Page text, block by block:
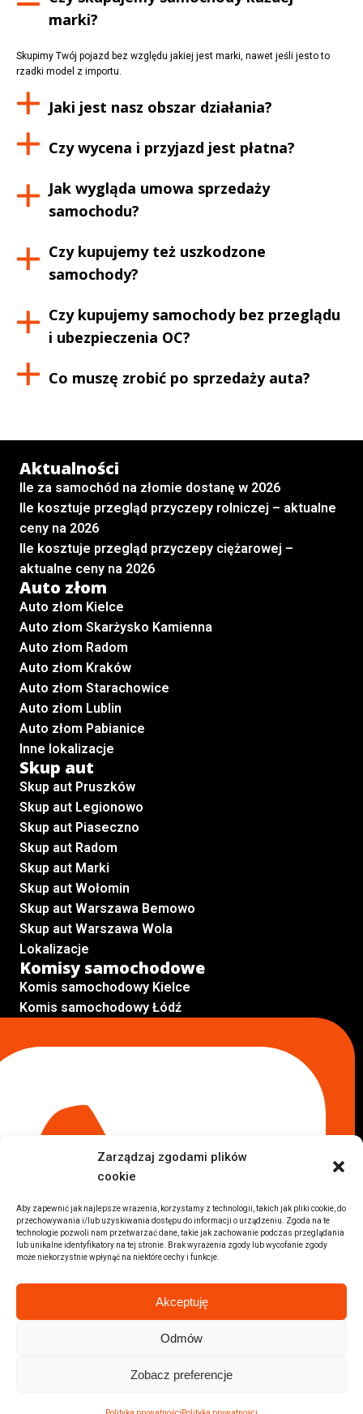
Zarządzaj zgodami plików
cookie
Aby zapewnić jak najlepsze wrażenia, korzystamy z technologii, takich jak pliki cookie, do
przechowywania i/lub uzyskiwania dostępu do informacji o urządzeniu. Zgoda na te
technologie pozwoli nam przetwarzać dane, takie jak zachowanie podczas przeglądania
lub unikalne identyfikatory na tej stronie. Brak wyrażenia zgody lub wycofanie zgody
może niekorzystnie wpłynąć na niektóre cechy i funkcje.
Akceptuję
Odmów
Zobacz preferencje
marki?
Skupimy Twój pojazd bez względu jakiej jest marki, nawet jeśli jesto to
rzadki model z importu.
Jaki jest nasz obszar działania?
Czy wycena i przyjazd jest płatna?
Jak wygląda umowa sprzedaży
samochodu?
Czy kupujemy też uszkodzone
samochody?
Czy kupujemy samochody bez przeglądu
i ubezpieczenia OC?
Co muszę zrobić po sprzedaży auta?
Aktualności
Ile za samochód na złomie dostanę w 2026
Ile kosztuje przegląd przyczepy rolniczej – aktualne
ceny na 2026
Ile kosztuje przegląd przyczepy ciężarowej –
aktualne ceny na 2026
Auto złom
Auto złom Kielce
Auto złom Skarżysko Kamienna
Auto złom Radom
Auto złom Kraków
Auto złom Starachowice
Auto złom Lublin
Auto złom Pabianice
Inne lokalizacje
Skup aut
Skup aut Pruszków
Skup aut Legionowo
Skup aut Piaseczno
Skup aut Radom
Skup aut Marki
Skup aut Wołomin
Skup aut Warszawa Bemowo
Skup aut Warszawa Wola
Lokalizacje
Komisy samochodowe
Komis samochodowy Kielce
Komis samochodowy Łódź
Komis samochodowy Radom
Komis samochodowy Lublin
Komis samochodowy Sochaczew
Inne Lokalizacje
Auta z USA Rzeszów
Auta z USA Białystok
Auta z USA Kraków
Marki samochodów
Sprzedam BMW
Wszystkie marki samochodów